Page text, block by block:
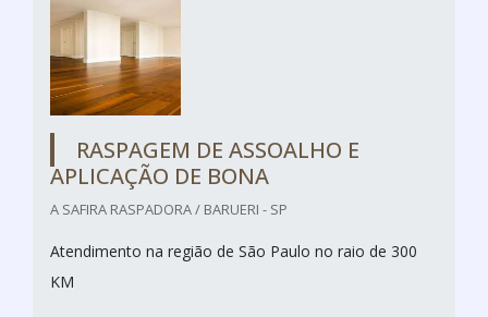
RASPAGEM DE ASSOALHO E
APLICAÇÃO DE BONA
A SAFIRA RASPADORA / BARUERI - SP
Atendimento na região de São Paulo no raio de 300
KM